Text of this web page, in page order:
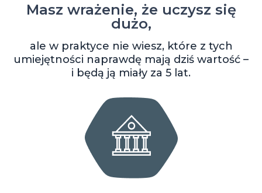
Masz wrażenie, że uczysz się
dużo,
ale w praktyce nie wiesz, które z tych
umiejętności naprawdę mają dziś wartość –
i będą ją miały za 5 lat.